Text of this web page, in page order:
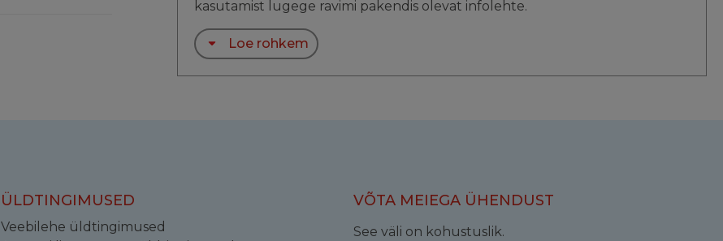
kasutamist lugege ravimi pakendis olevat infolehte.
Loe rohkem
ÜLDTINGIMUSED
Veebilehe üldtingimused
VÕTA MEIEGA ÜHENDUST
See väli on kohustuslik.